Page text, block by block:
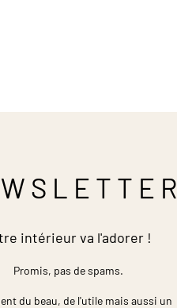
intérieur va l'adorer !
Promis, pas de spams.
du beau, de l'utile mais aussi un